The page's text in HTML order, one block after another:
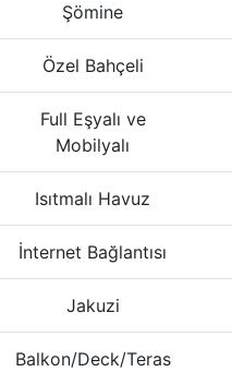
Şömine
Özel Bahçeli
Full Eşyalı ve
Mobilyalı
Isıtmalı Havuz
İnternet Bağlantısı
Jakuzi
Balkon/Deck/Teras